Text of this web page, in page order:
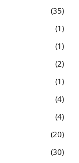
35
1
1
2
1
4
4
20
30